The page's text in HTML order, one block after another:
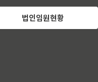
법인임원현황